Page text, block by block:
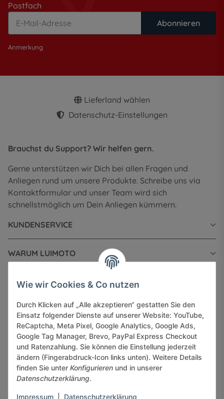
Postfach
Abonnieren
Anmerkung
Lieferland wählen
Datenschutz-Einstellungen
Brauchst du Support? Wir helfen gern.
Gerne unterstützen wir Dich bei allen Fragen und
Anliegen rund um unsere Produkte. Schreibe uns via
Kontaktformular und unser Team wird sich
schnellstmöglich um Dein Anliegen kümmern.
KUNDENSERVICE
WARUM LUIMOTO
INFORMATIONEN
GESETZLICHE INFORMATIONEN
Sicher bezahlen via:
Wie wir Cookies & Co nutzen
Durch Klicken auf „Alle akzeptieren“ gestatten Sie den
Einsatz folgender Dienste auf unserer Website: YouTube,
ReCaptcha, Meta Pixel, Google Analytics, Google Ads,
Google Tag Manager, Brevo, PayPal Express Checkout
und Ratenzahlung. Sie können die Einstellung jederzeit
ändern (Fingerabdruck-Icon links unten). Weitere Details
finden Sie unter Konfigurieren und in unserer
Datenschutzerklärung.
Impressum Datenschutzerklärung